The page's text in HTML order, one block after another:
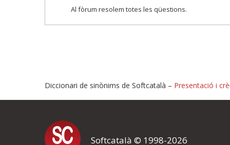
Al fòrum resolem totes les qüestions.
Proposeu-nos millores
Diccionari de sinònims de Softcatalà – Presentació i
Softcatalà © 1998-2026